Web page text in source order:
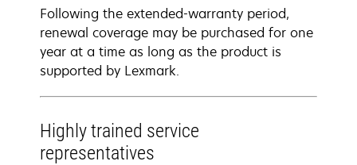
Following the extended-warranty period,
renewal coverage may be purchased for one
year at a time as long as the product is
supported by Lexmark.
Highly trained service
representatives